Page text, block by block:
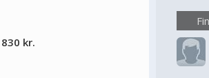
830 kr.
eller